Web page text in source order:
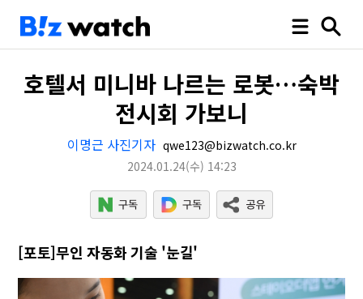
호텔서 미니바 나르는 로봇…숙박
전시회 가보니
이명근 사진기자 qwe123@bizwatch.co.kr
2024.01.24(수) 14:23
[포토]무인 자동화 기술 '눈길'